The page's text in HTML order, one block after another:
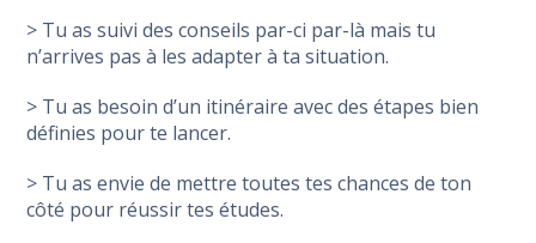
> Tu as suivi des conseils par-ci par-là mais tu
n’arrives pas à les adapter à ta situation.
> Tu as besoin d’un itinéraire avec des étapes bien
définies pour te lancer.
> Tu as envie de mettre toutes tes chances de ton
côté pour réussir tes études.